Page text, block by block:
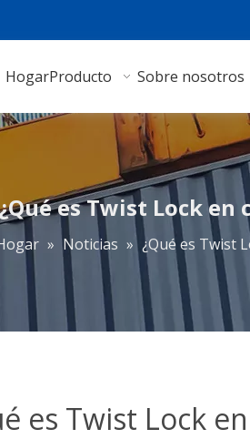
HogarProducto Sobre nosotros
es Twist Lock en
» Noticias » ¿Qué es Twist
es Twist Lock